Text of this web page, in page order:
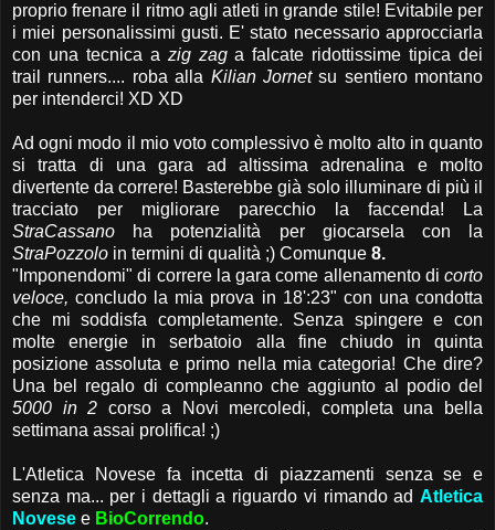
proprio frenare il ritmo agli atleti in grande stile! Evitabile per
i miei personalissimi gusti. E' stato necessario approcciarla
con una tecnica a zig zaga falcate ridottissime tipica dei
trail runners.... roba alla Kilian Jornetsu sentiero montano
per intenderci! XD XD
Ad ogni modo il mio voto complessivo è molto alto in quanto
si tratta di una gara ad altissima adrenalina e molto
divertente da correre! Basterebbe già solo illuminare di più il
tracciato per migliorare parecchio la faccenda! La
StraCassano ha potenzialità per giocarsela con la
StraPozzolo in termini di qualità ;) Comunque 8.
"Imponendomi" di correre la gara come allenamento di corto
veloce,concludo la mia prova in 18':23" con una condotta
che mi soddisfa completamente. Senza spingere e con
molte energie in serbatoio alla fine chiudo in quinta
posizione assoluta e primo nella mia categoria! Che dire?
Una bel regalo di compleanno che aggiunto al podio del
5000 in 2 corso a Novi mercoledi, completa una bella
settimana assai prolifica! ;)
L'Atletica Novese fa incetta di piazzamenti senza se e
senza ma... per i dettagli a riguardo vi rimando ad Atletica
Novese e BioCorrendo.